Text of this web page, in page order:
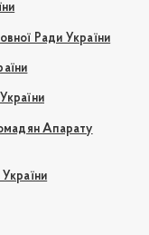
Ради України
Апарату